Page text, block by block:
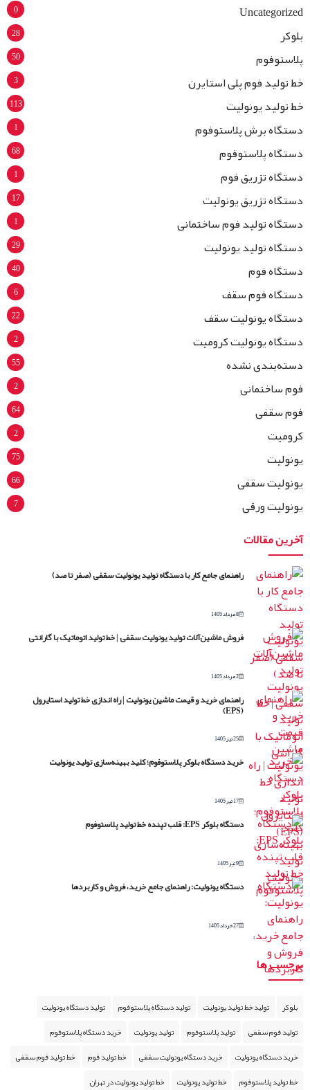
Uncategorized
0
بلوکر 28
پلاستوفوم 50
خط تولید فوم پلی استایرن 3
خط تولید یونولیت 113
دستگاه برش پلاستوفوم 1
دستگاه پلاستوفوم 68
دستگاه تزریق فوم 1
دستگاه تزریق یونولیت 17
دستگاه تولید فوم ساختمانی 1
دستگاه تولید یونولیت 29
دستگاه فوم 40
دستگاه فوم سقف 6
دستگاه یونولیت سقف 22
دستگاه یونولیت کرومیت 2
دسته‌بندی نشده 55
فوم ساختمانی 2
فوم سقفی 64
کرومیت 2
یونولیت 75
یونولیت سقفی 66
یونولیت ورقی 7
آخرین مقالات
راهنمای جامع کار با دستگاه تولید یونولیت سقفی (صفر تا صد)
8 مرداد 1405
فروش ماشین‌آلات تولید یونولیت سقفی | خط تولید اتوماتیک با گارانتی
2 مرداد 1405
راهنمای خرید و قیمت ماشین یونولیت | راه اندازی خط تولید استایرول
(EPS)
25 تیر 1405
خرید دستگاه بلوکر پلاستوفوم؛ کلید بهینه‌سازی تولید یونولیت
17 تیر 1405
دستگاه بلوکر EPS: قلب تپنده خط تولید پلاستوفوم
9 تیر 1405
دستگاه یونولیت: راهنمای جامع خرید، فروش و کاربردها
27 خرداد 1405
برچسب ها
بلوکر تولید خط تولید یونولیت تولید دستگاه پلاستوفوم
تولید دستگاه یونولیت
تولید فوم سقفی
تولید پلاستوفوم تولید یونولیت
خرید دستگاه پلاستوفوم
خرید دستگاه یونولیت
خرید دستگاه یونولیت سقفی خط تولید فوم
خط تولید فوم سقفی
خط تولید پلاستوفوم
خط تولید یونولیت
خط تولید یونولیت در تهران